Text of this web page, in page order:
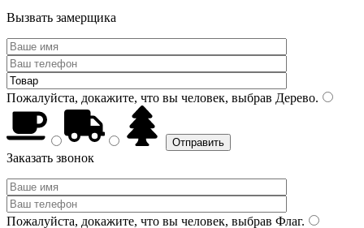
Вызвать замерщика
Пожалуйста, докажите, что вы человек, выбрав Дерево.
Заказать звонок
Пожалуйста, докажите, что вы человек, выбрав Флаг.